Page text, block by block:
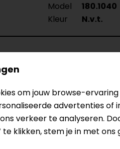
Model
180.1040
Kleur N.v.t.
om jouw browse-
advertenties of
verkeer te analyseren.
te klikken, stem je in met ons